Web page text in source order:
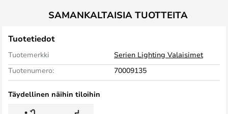
SAMANKALTAISIA TUOTTEITA
Tuotetiedot
Tuotemerkki
Serien Lighting Valaisimet
Tuotenumero:
70009135
Täydellinen näihin tiloihin